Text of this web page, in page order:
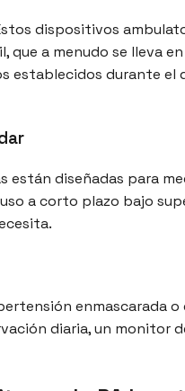
dispositivos
a menudo se lleva
durante el
diseñadas para
a corto plazo bajo
enmascarada
diaria, un monitor